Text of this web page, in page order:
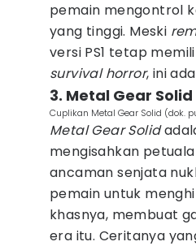
pemain mengontrol
yang tinggi. Meski
versi PS1 tetap
survival horror, ini
3. Metal Gear Solid
Cuplikan Metal Gear Solid (dok.
Metal Gear Solid
mengisahkan
ancaman senjata
pemain untuk
khasnya, membuat
era itu. Ceritanya